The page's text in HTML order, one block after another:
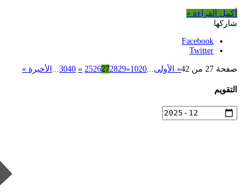
أكمل القراءة »
شاركها
Facebook
Twitter
صفحة 27 من 42 « الأولى 1020
«
2526272829
»
3040 الأخيرة »
التقويم